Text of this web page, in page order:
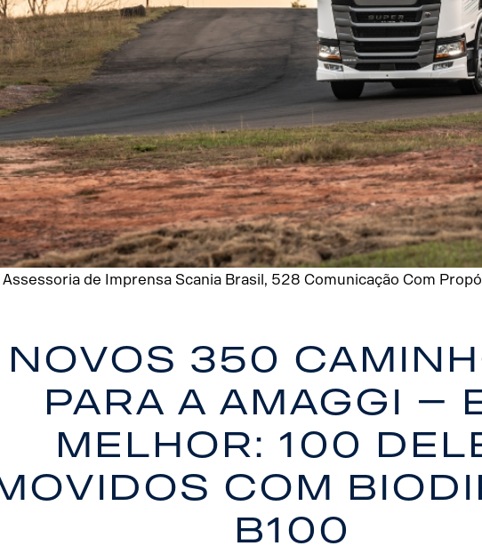
Assessoria de Imprensa Scania Brasil, 528 Comunicação Com
Novos 350
para a AMAGGI –
melhor: 100
com
B100